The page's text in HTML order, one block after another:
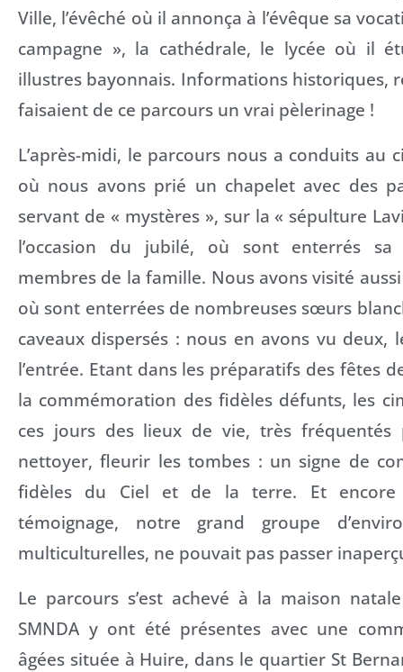
Ville, l’évêché où il annonça à l’évêque sa
campagne », la cathédrale, le lycée où il
illustres bayonnais. Informations historiques,
faisaient de ce parcours un vrai pèlerinage !
L’après-midi, le parcours nous a conduits au
où nous avons prié un chapelet avec des
servant de « mystères », sur la « sépulture
l’occasion du jubilé, où sont enterrés sa
membres de la famille. Nous avons visité
où sont enterrées de nombreuses sœurs
caveaux dispersés : nous en avons vu deux,
l’entrée. Etant dans les préparatifs des fêtes
la commémoration des fidèles défunts, les
ces jours des lieux de vie, très fréquentés
nettoyer, fleurir les tombes : un signe de
fidèles du Ciel et de la terre. Et encore
témoignage, notre grand groupe
multiculturelles, ne pouvait pas passer
Le parcours s’est achevé à la maison
SMNDA y ont été présentes avec une
âgées située à Huire, dans le quartier St